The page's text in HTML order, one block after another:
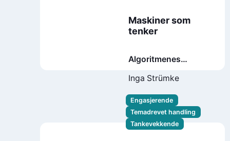
Maskiner som
tenker
Algoritmenes
veien til kunstig
intelligens
Inga Strümke
Engasjerende
Temadrevet handling
Tankevekkende